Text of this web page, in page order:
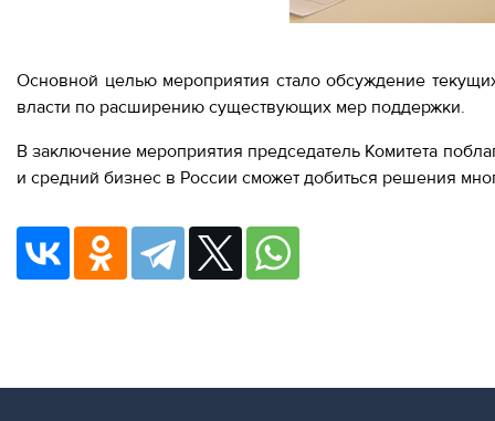
Основной целью мероприятия стало обсуждение
власти по расширению существующих мер поддержки.
В заключение мероприятия председатель Комитета
и средний бизнес в России сможет добиться решения